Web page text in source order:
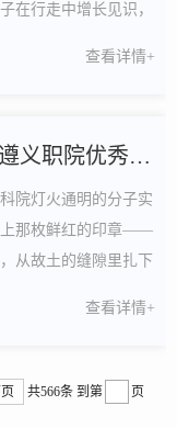
在行走中增长见识，
开生面的暖心服务。
查看详情+
【媒体看遵职129】天眼新闻 | 遵义职院优秀毕业生杨兴烨：脚...
院灯火通明的分子实
上那枚鲜红的印章——
从故土的缝隙里扎下
程，攻读作物遗传育
事，都带....
查看详情+
页 共566条 到第
页